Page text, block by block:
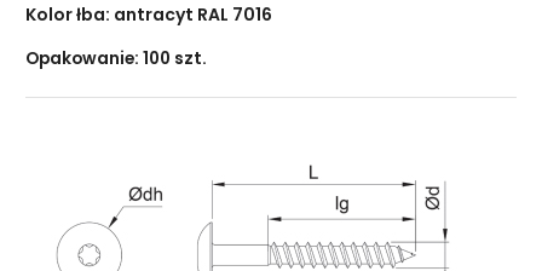
Kolor łba: antracyt RAL 7016
Opakowanie: 100 szt.